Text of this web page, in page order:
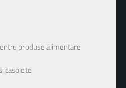
produse alimentare
casolete